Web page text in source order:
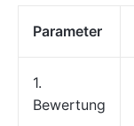
Parameter
1.
Bewertung